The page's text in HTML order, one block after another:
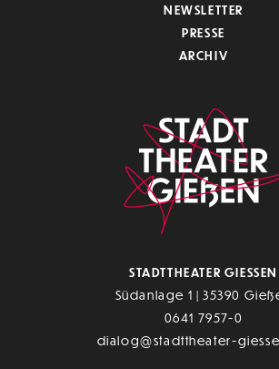
NEWSLETTER
PRESSE
ARCHIV
STADTTHEATER GIESSEN
Südanlage 1 | 35390
0641 7957-0
dialog@stadttheater-